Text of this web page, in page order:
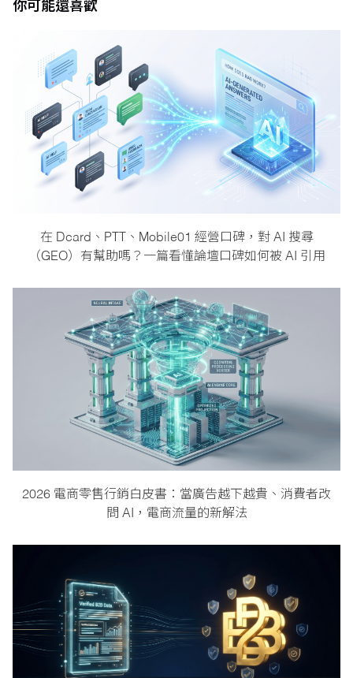
你可能還喜歡
在 Dcard、PTT、Mobile01 經營口碑，對 AI 搜尋
（GEO）有幫助嗎？一篇看懂論壇口碑如何被 AI 引用
2026 電商零售行銷白皮書：當廣告越下越貴、消費者改
問 AI，電商流量的新解法